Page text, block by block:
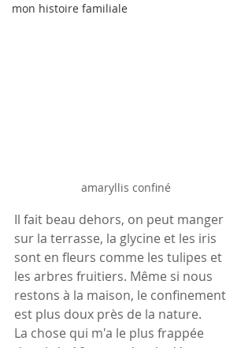
mon histoire familiale
amaryllis confiné
Il fait beau dehors, on peut manger
sur la terrasse, la glycine et les iris
sont en fleurs comme les tulipes et
les arbres fruitiers. Même si nous
restons à la maison, le confinement
est plus doux près de la nature.
La chose qui m'a le plus frappée